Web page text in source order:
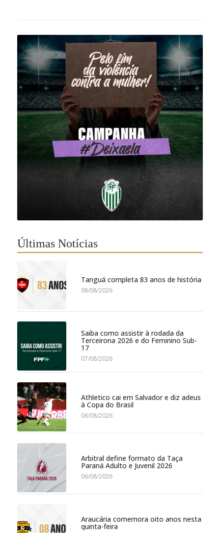
Últimas Notícias
Tanguá completa 83 anos de história
08/08/2026
Saiba como assistir à rodada da
Terceirona 2026 e do Feminino Sub-
17
07/08/2026
Athletico cai em Salvador e diz adeus
à Copa do Brasil
06/08/2026
Arbitral define formato da Taça
Paraná Adulto e Juvenil 2026
06/08/2026
Araucária comemora oito anos nesta
quinta-feira